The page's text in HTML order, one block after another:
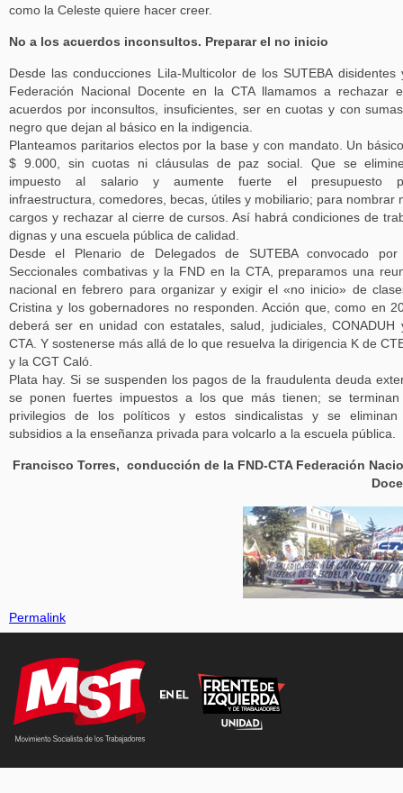
como la Celeste quiere hacer creer.
No a los acuerdos inconsultos. Preparar el no inicio
Desde las conducciones Lila-Multicolor de los SUTEBA disidentes
Federación Nacional Docente en la CTA llamamos a rechazar
acuerdos por inconsultos, insuficientes, ser en cuotas y con
negro que dejan al básico en la indigencia.
Planteamos paritarios electos por la base y con mandato. Un
$ 9.000, sin cuotas ni cláusulas de paz social. Que se
impuesto al salario y aumente fuerte el presupuesto
infraestructura, comedores, becas, útiles y mobiliario; para nombrar
cargos y rechazar al cierre de cursos. Así habrá condiciones de
dignas y una escuela pública de calidad.
Desde el Plenario de Delegados de SUTEBA convocado por
Seccionales combativas y la FND en la CTA, preparamos una
nacional en febrero para organizar y exigir el «no inicio» de
Cristina y los gobernadores no responden. Acción que, como en
deberá ser en unidad con estatales, salud, judiciales, CONADUH
CTA. Y sostenerse más allá de lo que resuelva la dirigencia K de
y la CGT Caló.
Plata hay. Si se suspenden los pagos de la fraudulenta deuda
se ponen fuertes impuestos a los que más tienen; se
privilegios de los políticos y estos sindicalistas y se eliminan
subsidios a la enseñanza privada para volcarlo a la escuela pública.
Francisco Torres, conducción de la FND-CTA Federación
Permalink